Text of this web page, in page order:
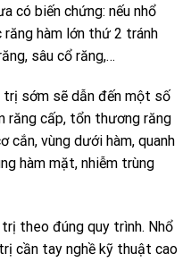
có biến chứng: nếu nhổ
hàm lớn thứ 2 tránh
sâu cổ răng,…
trị sớm sẽ dẫn đến một số
răng cấp, tổn thương răng
cắn, vùng dưới hàm, quanh
hàm mặt, nhiễm trùng
theo đúng quy trình. Nhổ
cần tay nghề kỹ thuật cao